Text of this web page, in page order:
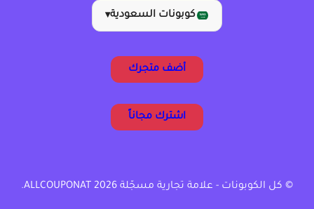
كوبونات السعودية▾
أضف متجرك
اشترك مجاناً
© كل الكوبونات - علامة تجارية مسجّلة ALLCOUPONAT 2026.